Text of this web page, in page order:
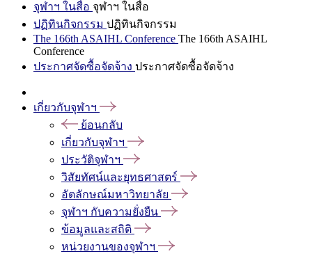
จุฬาฯ ในสื่อ จุฬาฯ ในสื่อ
ปฏิทินกิจกรรม ปฏิทินกิจกรรม
The 166th ASAIHL Conference The 166th ASAIHL
Conference
ประกาศจัดซื้อจัดจ้าง ประกาศจัดซื้อจัดจ้าง
เกี่ยวกับจุฬาฯ
ย้อนกลับ
เกี่ยวกับจุฬาฯ
ประวัติจุฬาฯ
วิสัยทัศน์และยุทธศาสตร์
อัตลักษณ์มหาวิทยาลัย
จุฬาฯ กับความยั่งยืน
ข้อมูลและสถิติ
หน่วยงานของจุฬาฯ